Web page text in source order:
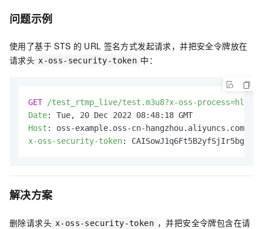
问题示例
使用了基于 STS 的 URL 签名方式发起请求，并把安全令牌放在
请求头 x-oss-security-token 中：
GET /test_rtmp_live/test.m3u8?x-oss-process=hls/
Date:
Host :
x-oss-security-token:
解决方案
删除请求头 x-oss-security-token ，并把安全令牌包含在请